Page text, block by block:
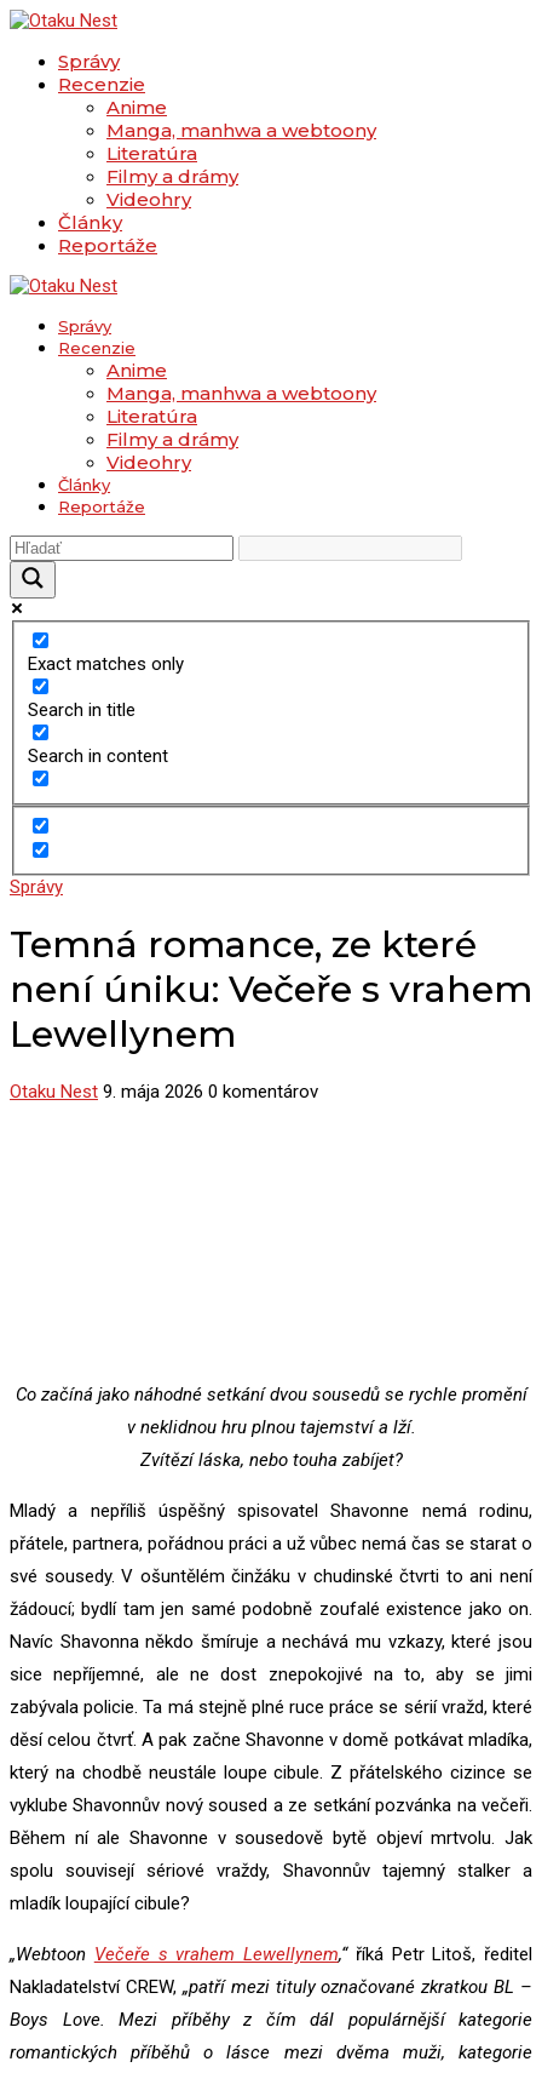
Správy
Recenzie
Anime
Manga, manhwa a webtoony
Literatúra
Filmy a drámy
Videohry
Články
Reportáže
Správy
Recenzie
Anime
Manga, manhwa a webtoony
Literatúra
Filmy a drámy
Videohry
Články
Reportáže
Exact matches only
Search in title
Search in content
Správy
Temná romance, ze které
není úniku: Večeře s vrahem
Lewellynem
Otaku Nest 9. mája 2026 0 komentárov
Co začíná jako náhodné setkání dvou sousedů se rychle promění
v neklidnou hru plnou tajemství a lží.
Zvítězí láska, nebo touha zabíjet?
Mladý a nepříliš úspěšný spisovatel Shavonne nemá rodinu,
přátele, partnera, pořádnou práci a už vůbec nemá čas se starat o
své sousedy. V ošuntělém činžáku v chudinské čtvrti to ani není
žádoucí; bydlí tam jen samé podobně zoufalé existence jako on.
Navíc Shavonna někdo šmíruje a nechává mu vzkazy, které jsou
sice nepříjemné, ale ne dost znepokojivé na to, aby se jimi
zabývala policie. Ta má stejně plné ruce práce se sérií vražd, které
děsí celou čtvrť. A pak začne Shavonne v domě potkávat mladíka,
který na chodbě neustále loupe cibule. Z přátelského cizince se
vyklube Shavonnův nový soused a ze setkání pozvánka na večeři.
Během ní ale Shavonne v sousedově bytě objeví mrtvolu. Jak
spolu souvisejí sériové vraždy, Shavonnův tajemný stalker a
mladík loupající cibule?
„Webtoon Večeře s vrahem Lewellynem,“říká Petr Litoš, ředitel
Nakladatelství CREW,„patří mezi tituly označované zkratkou BL –
Boys Love. Mezi příběhy z čím dál populárnější kategorie
romantických příběhů o lásce mezi dvěma muži, kategorie